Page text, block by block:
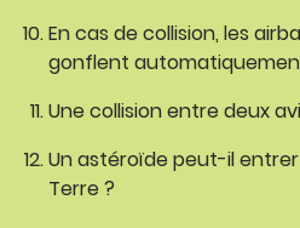
En cas de collision, les
gonflent
Une collision entre deux
Un astéroïde peut-il
Terre ?